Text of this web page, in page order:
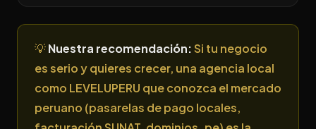
💡Nuestra recomendación:Si tu negocio
es serio y quieres crecer, una agencia local
como LEVELUPERU que conozca el mercado
peruano (pasarelas de pago locales,